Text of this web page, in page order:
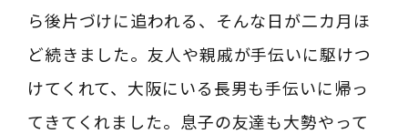
ら後片づけに追われる、そんな日が二カ月ほ
ど続きました。友人や親戚が手伝いに駆けつ
けてくれて、大阪にいる長男も手伝いに帰っ
てきてくれました。息子の友達も大勢やって